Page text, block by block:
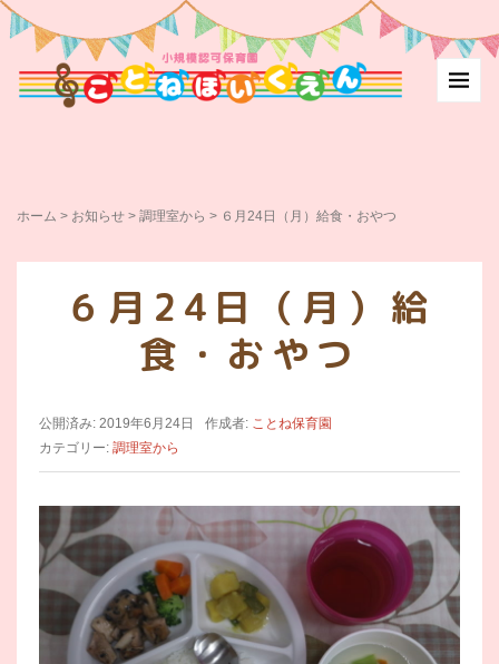
ホーム > お知らせ > 調理室から > ６月24日（月）給食・おやつ
６月24日（月）給
食・おやつ
公開済み: 2019年6月24日 作成者: ことね保育園
カテゴリー: 調理室から